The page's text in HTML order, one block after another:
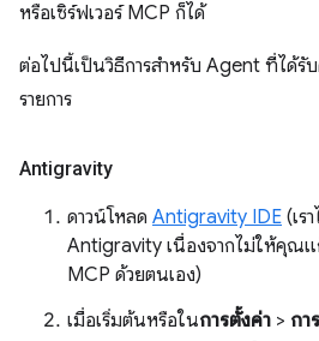
หรือเซิร์ฟเวอร์ MCP ก็ได้
ต่อไปนี้เป็นวิธีการสำหรับ Agent ที่ได้รั
รายการ
Antigravity
ดาวน์โหลด Antigravity IDE (เร
Antigravity เนื่องจากไม่ให้คุณแ
MCP ด้วยตนเอง)
เมื่อเริ่มต้นหรือในการตั้งค่า > กา